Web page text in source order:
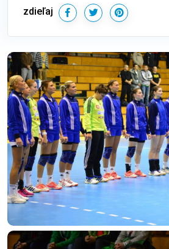
zdieľaj